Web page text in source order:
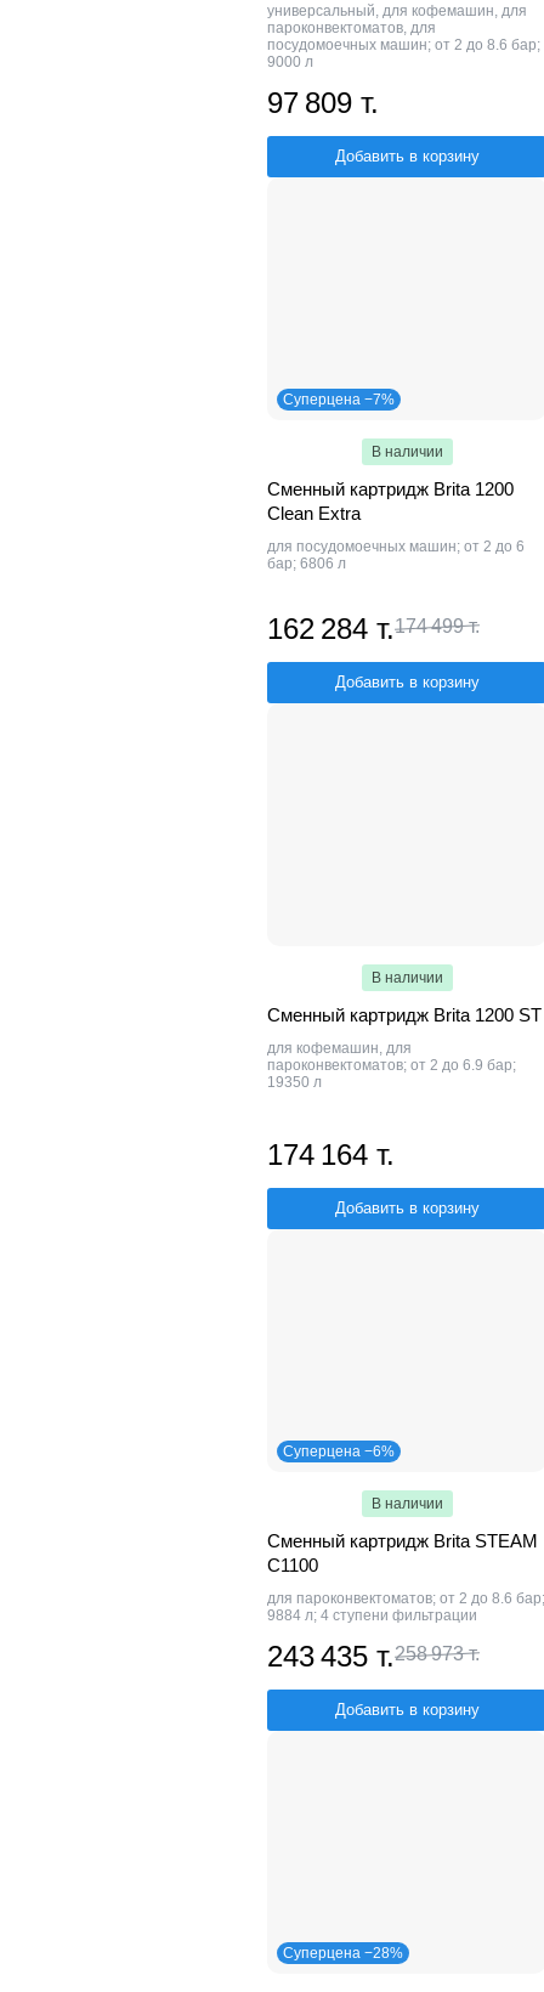
универсальный, для кофемашин, для
пароконвектоматов, для
посудомоечных машин; от 2 до 8.6 бар;
9000 л
97 809 т.
Добавить в корзину
Суперцена −7%
В наличии
Сменный картридж Brita 1200
Clean Extra
для посудомоечных машин; от 2 до 6
бар; 6806 л
162 284 т.174 499 т.
Добавить в корзину
В наличии
Сменный картридж Brita 1200 ST
для кофемашин, для
пароконвектоматов; от 2 до 6.9 бар;
19350 л
174 164 т.
Добавить в корзину
Суперцена −6%
В наличии
Сменный картридж Brita STEAM
C1100
для пароконвектоматов; от 2 до 8.6 бар;
9884 л; 4 ступени фильтрации
243 435 т.258 973 т.
Добавить в корзину
Суперцена −28%